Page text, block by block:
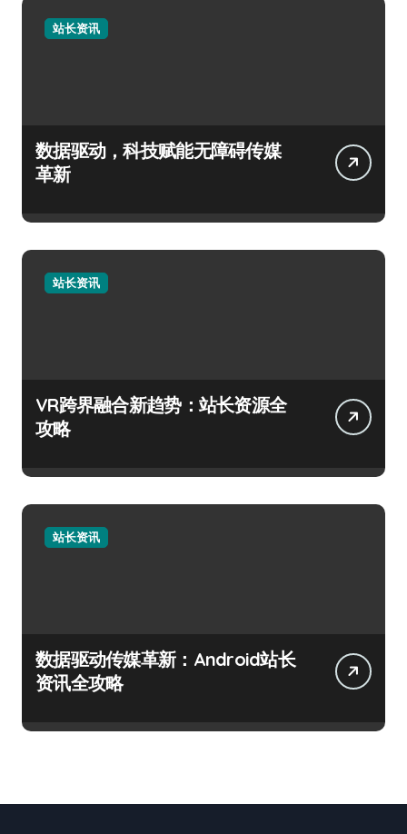
站长资讯
数据驱动，科技赋能无障碍传媒
革新
站长资讯
VR跨界融合新趋势：站长资源全
攻略
站长资讯
数据驱动传媒革新：Android站长
资讯全攻略